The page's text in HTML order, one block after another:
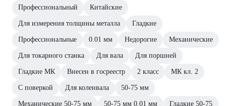
Профессиональный Китайские
Для измерения толщины металла Гладкие
Профессиональные 0.01 мм Недорогие Механические
Для токарного станка Для вала Для поршней
Гладкие МК Внесен в госреестр 2 класс МК кл. 2
С поверкой Для коленвала 50-75 мм
Механические 50-75 мм 50-75 мм 0.01 мм Гладкие 50-75